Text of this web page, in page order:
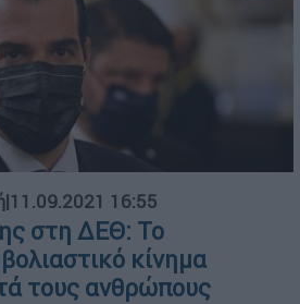
|11.09.2021 16:55
στη ΔΕΘ: Το
κίνημα
τους ανθρώπους